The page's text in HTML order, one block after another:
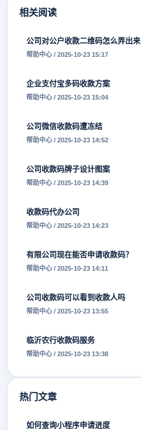
相关阅读
公司对公户收款二维码怎么弄出来
帮助中心 / 2025-10-23 15:17
企业支付宝多码收款方案
帮助中心 / 2025-10-23 15:04
公司微信收款码遭冻结
帮助中心 / 2025-10-23 14:52
公司收款码牌子设计图案
帮助中心 / 2025-10-23 14:39
收款码代办公司
帮助中心 / 2025-10-23 14:23
有限公司现在能否申请收款码？
帮助中心 / 2025-10-23 14:11
公司收款码可以看到收款人吗
帮助中心 / 2025-10-23 13:55
临沂农行收款码服务
帮助中心 / 2025-10-23 13:38
热门文章
如何查询小程序申请进度